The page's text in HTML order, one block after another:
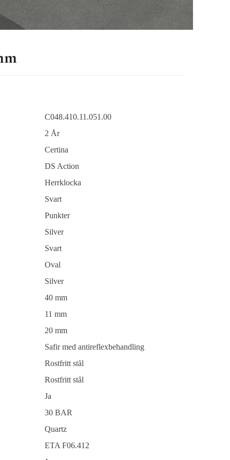
C048.410.11.051.00
2 År
Certina
DS Action
Herrklocka
Svart
Punkter
Silver
Svart
Oval
Silver
40 mm
11 mm
20 mm
Safir med antireflexbehandling
Rostfritt stål
Rostfritt stål
Ja
30 BAR
Quartz
ETA F06.412